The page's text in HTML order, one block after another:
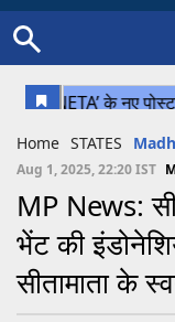
Uttar Pradesh
Chhattisgarh
Bihar
Uttrakhand
Cricket
Football
Home STATES
Aug 1, 2025, 22:20 IST
MP News:
भेंट की
सीतामाता के